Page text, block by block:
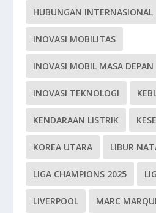
HUBUNGAN INTERNASIONAL
INOVASI MOBILITAS
INOVASI MOBIL MASA DEPAN
INOVASI TEKNOLOGI
KENDARAAN LISTRIK
KOREA UTARA LIBUR
LIGA CHAMPIONS 2025
LIVERPOOL MARC